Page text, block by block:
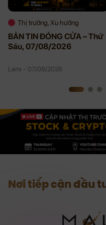
Thị trường, Xu hướng
BẢN TIN ĐÓNG CỬA – Thứ
Sáu, 07/08/2026
Lami - 07/08/2026
Nơi tiếp cận đầu